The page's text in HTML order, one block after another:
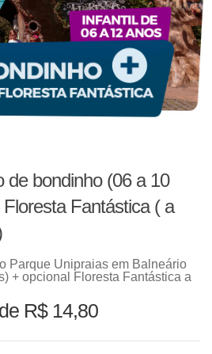
de bondinho (06 a 10
Fantástica ( a
Parque Unipraias em Balneário
+ opcional Floresta Fantástica a
R$ 14,80